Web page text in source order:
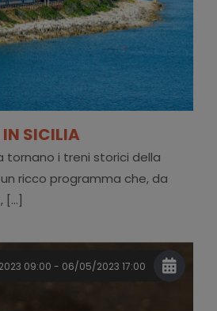
IN SICILIA
tornano i treni storici della
un ricco programma che, da
09:00 - 06/05/2023 17:00